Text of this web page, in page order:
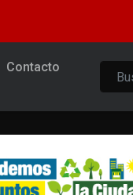
Contacto